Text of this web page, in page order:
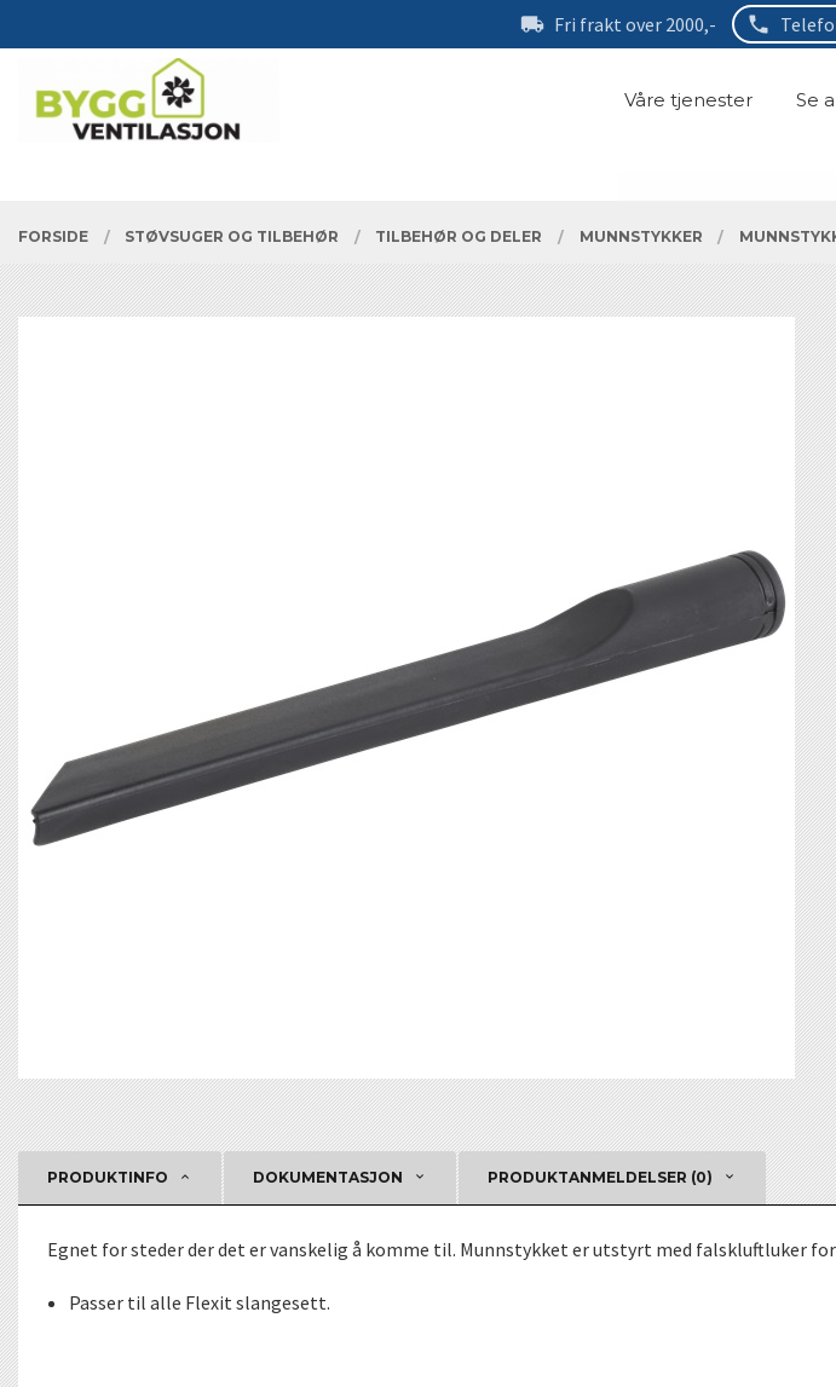
til
Fri frakt over 2000,-
PRODUKTER
Våre tjenester Se
FORSIDE STØVSUGER OG TILBEHØR TILBEHØR OG DELER MUNNSTYKKER
PRODUKTINFO DOKUMENTASJON PRODUKTANMELDELSER (0)
Egnet for steder der det er vanskelig å komme til. Munnstykket er utstyrt med falskluftluker
Passer til alle Flexit slangesett.